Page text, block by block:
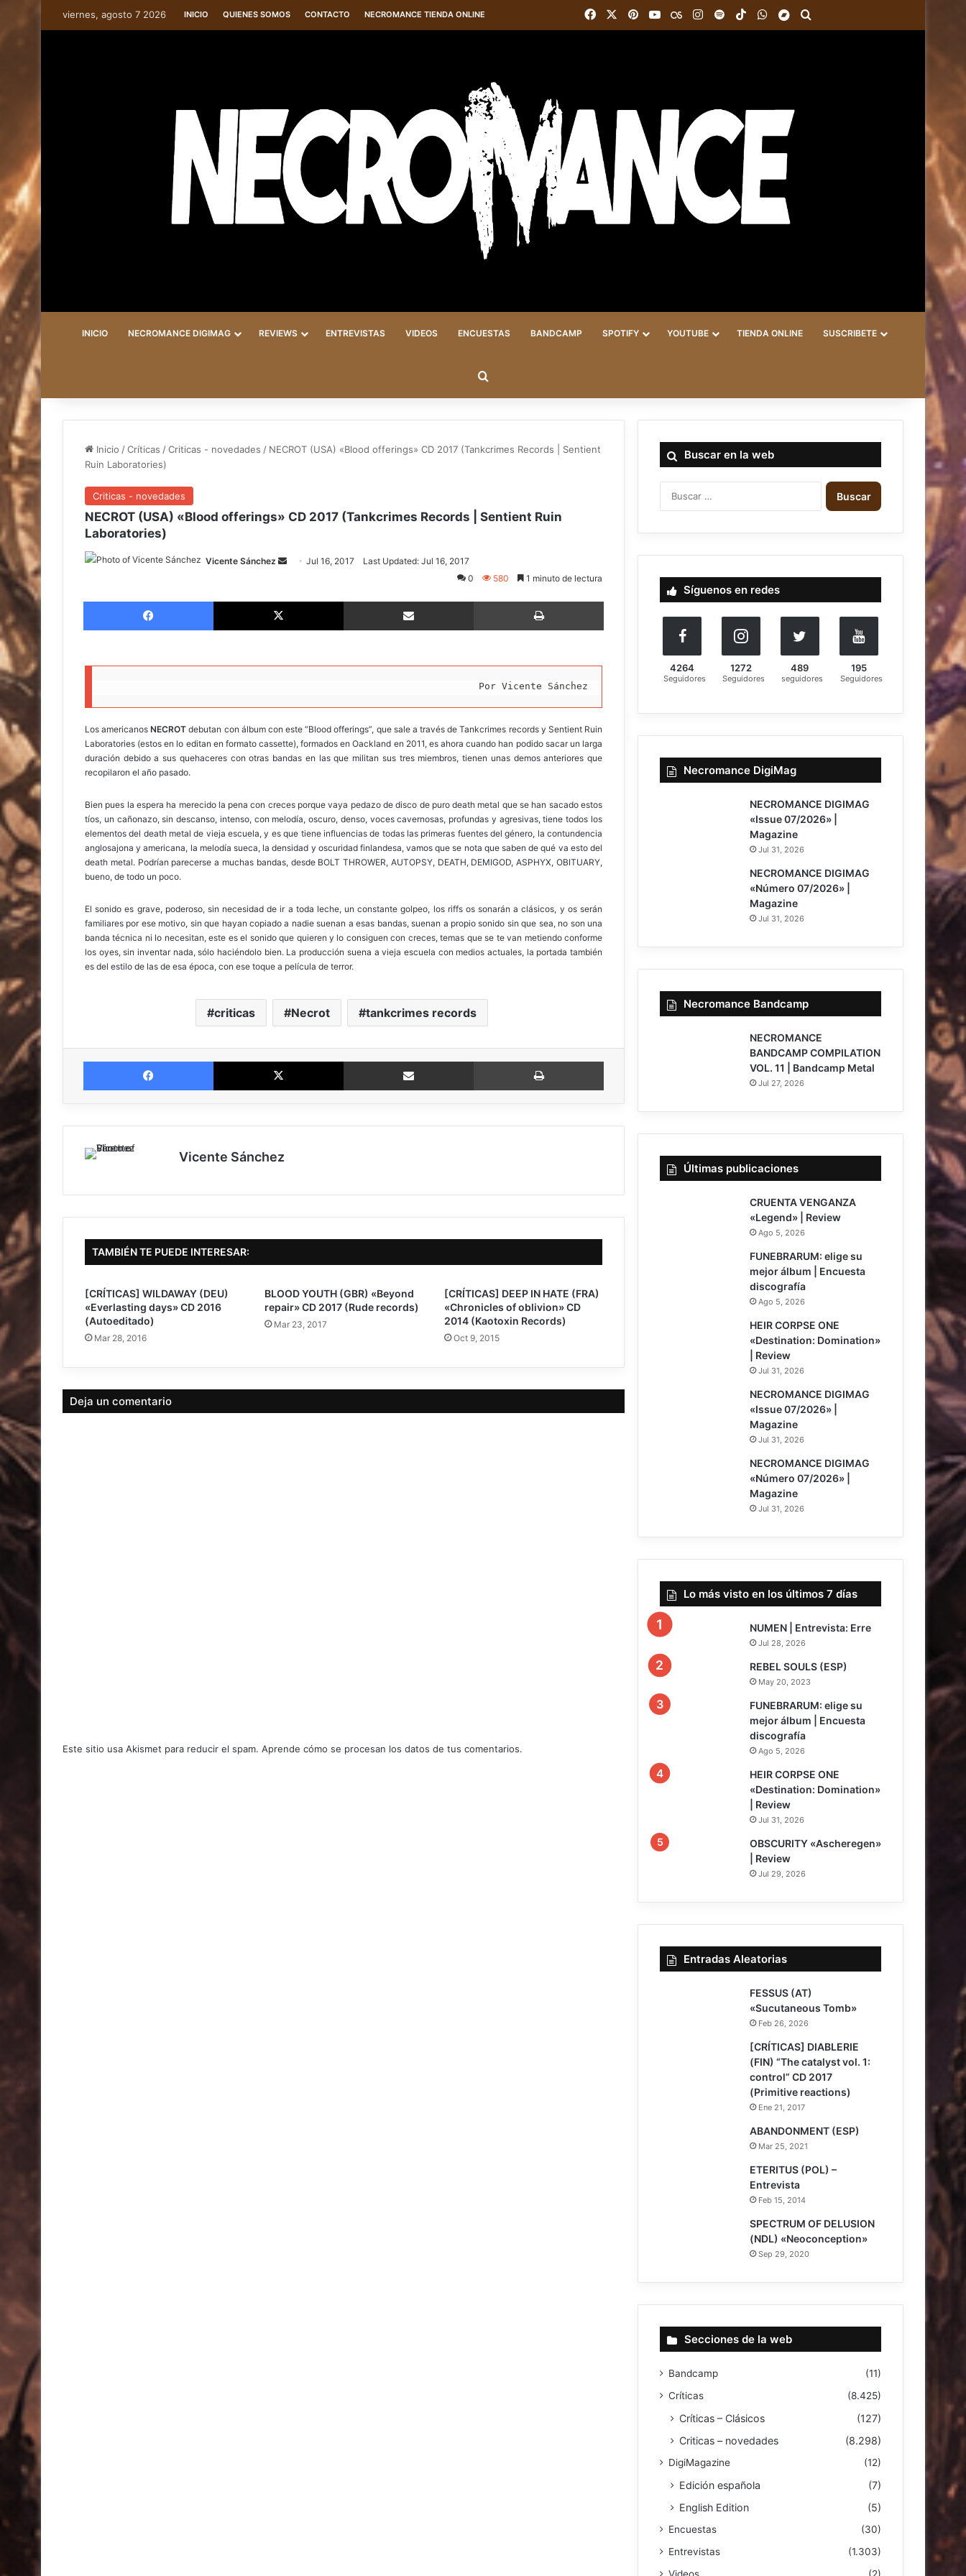
viernes, agosto 7 2026 INICIO QUIENES SOMOS CONTACTO NECROMANCE TIENDA ONLINE FacebookPinterestYouTubeLast.FMInstagram
SpotifyTikTokWhatsAppBandcamp
INICIO NECROMANCE DIGIMAG REVIEWS ENTREVISTAS VIDEOS ENCUESTAS BANDCAMP SPOTIFY YOUTUBE TIENDA ONLINE SUSCRIBETE
Inicio /Críticas /Criticas - novedades / NECROT (USA) «Blood offerings» CD 2017 (Tankcrimes Records | Sentient
Ruin Laboratories)
Criticas - novedades
NECROT (USA) «Blood offerings» CD 2017 (Tankcrimes Records | Sentient Ruin
Laboratories)
Vicente Sánchez
a
e
l
Jul 16, 2017
Last Updated: Jul 16, 2017
0
580 1 minuto de lectura
Facebook X Compartir via email
Por Vicente Sánchez
Los americanosNECROT debutan con álbum con este “Blood offerings”, que sale a través de Tankcrimes records y Sentient Ruin
Laboratories (estos en lo editan en formato cassette), formados en Oackland en 2011, es ahora cuando han podido sacar un larga
duración debido a sus quehaceres con otras bandas en las que militan sus tres miembros, tienen unas demos anteriores que
recopilaron el año pasado.
Bien pues la espera ha merecido la pena con creces porque vaya pedazo de disco de puro death metal que se han sacado estos
tíos, un cañonazo, sin descanso, intenso, con melodía, oscuro, denso, voces cavernosas, profundas y agresivas, tiene todos los
elementos del death metal de vieja escuela, y es que tiene influencias de todas las primeras fuentes del género, la contundencia
anglosajona y americana, la melodía sueca, la densidad y oscuridad finlandesa, vamos que se nota que saben de qué va esto del
death metal. Podrían parecerse a muchas bandas, desde BOLT THROWER, AUTOPSY, DEATH, DEMIGOD, ASPHYX, OBITUARY,
bueno, de todo un poco.
El sonido es grave, poderoso, sin necesidad de ir a toda leche, un constante golpeo, los riffs os sonarán a clásicos, y os serán
familiares por ese motivo, sin que hayan copiado a nadie suenan a esas bandas, suenan a propio sonido sin que sea, no son una
banda técnica ni lo necesitan, este es el sonido que quieren y lo consiguen con creces, temas que se te van metiendo conforme
los oyes, sin inventar nada, sólo haciéndolo bien. La producción suena a vieja escuela con medios actuales, la portada también
es del estilo de las de esa época, con ese toque a película de terror.
criticas Necrot tankcrimes records
Facebook X Compartir via email
Vicente Sánchez
TAMBIÉN TE PUEDE INTERESAR:
[CRÍTICAS] WILDAWAY (DEU)
«Everlasting days» CD 2016
(Autoeditado)
Mar 28, 2016
BLOOD YOUTH (GBR) «Beyond
repair» CD 2017 (Rude records)
Mar 23, 2017
[CRÍTICAS] DEEP IN HATE (FRA)
«Chronicles of oblivion» CD
2014 (Kaotoxin Records)
Oct 9, 2015
Deja un comentario
Este sitio usa Akismet para reducir el spam. Aprende cómo se procesan los datos de tus comentarios.
Buscar en la web
B
u
c
:
Síguenos en redes
4264
Seguidores
1272
Seguidores
489
seguidores
195
Seguidores
Necromance DigiMag
NECROMANCE DIGIMAG
«Issue 07/2026» |
Magazine
Jul 31, 2026
NECROMANCE DIGIMAG
«Número 07/2026» |
Magazine
Jul 31, 2026
Necromance Bandcamp
NECROMANCE
BANDCAMP COMPILATION
VOL. 11 | Bandcamp Metal
Jul 27, 2026
Últimas publicaciones
CRUENTA VENGANZA
«Legend» | Review
Ago 5, 2026
FUNEBRARUM: elige su
mejor álbum | Encuesta
discografía
Ago 5, 2026
HEIR CORPSE ONE
«Destination: Domination»
| Review
Jul 31, 2026
NECROMANCE DIGIMAG
«Issue 07/2026» |
Magazine
Jul 31, 2026
NECROMANCE DIGIMAG
«Número 07/2026» |
Magazine
Jul 31, 2026
Lo más visto en los últimos 7 días
NUMEN | Entrevista: Erre
Jul 28, 2026
REBEL SOULS (ESP)
May 20, 2023
FUNEBRARUM: elige su
mejor álbum | Encuesta
discografía
Ago 5, 2026
HEIR CORPSE ONE
«Destination: Domination»
| Review
Jul 31, 2026
OBSCURITY «Ascheregen»
| Review
Jul 29, 2026
Entradas Aleatorias
FESSUS (AT)
«Sucutaneous Tomb»
Feb 26, 2026
[CRÍTICAS] DIABLERIE
(FIN) “The catalyst vol. 1:
control” CD 2017
(Primitive reactions)
Ene 21, 2017
ABANDONMENT (ESP)
Mar 25, 2021
ETERITUS (POL) –
Entrevista
Feb 15, 2014
SPECTRUM OF DELUSION
(NDL) «Neoconception»
Sep 29, 2020
Secciones de la web
Bandcamp
(11)
Críticas
(8.425)
Críticas – Clásicos
(127)
Criticas – novedades
(8.298)
DigiMagazine (12)
Edición española
(7)
English Edition
(5)
Encuestas
(30)
Entrevistas
(1.303)
Videos
(2)